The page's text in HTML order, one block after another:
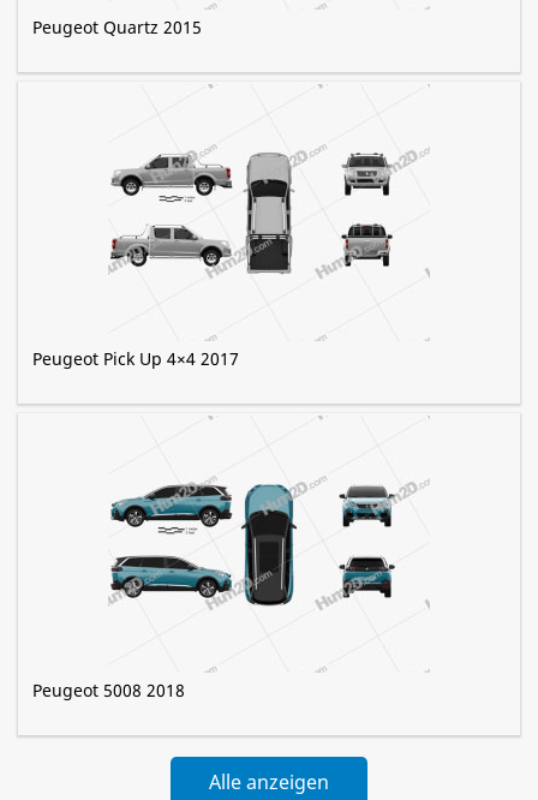
Peugeot Quartz 2015
Peugeot Pick Up 4×4 2017
Peugeot 5008 2018
Alle anzeigen